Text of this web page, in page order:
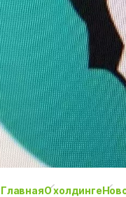
ГлавнаяО холдинге